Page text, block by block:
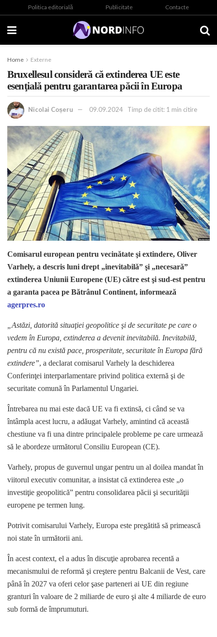
Politica editorială Publicitate Contacte
Home Externe
Bruxellesul consideră că extinderea UE este
esenţială pentru garantarea păcii în Europa
Nicolai Coșeru 09.09.2024 Timp de citit: 1 min citire
Comisarul european pentru vecinătate şi extindere, Oliver
Varhely, a descris luni drept „inevitabilă” şi „necesară”
extinderea Uniunii Europene (UE) către est şi sud-est pentru
a garanta pacea pe Bătrânul Continent, informează
agerpres.ro
„Astăzi, datorită situaţiei geopolitice şi de securitate pe care o
vedem în Europa, extinderea a devenit inevitabilă. Inevitabilă,
pentru că nu există pace, prosperitate, securitate în Europa fără
extindere”, a declarat comisarul Varhely la deschiderea
Conferinţei interparlamentare privind politica externă şi de
securitate comună în Parlamentul Ungariei.
Întrebarea nu mai este dacă UE va fi extinsă, ci când se va
întâmpla acest lucru, a adăugat Varhely, amintind că această
chestiune va fi una dintre principalele probleme pe care urmează
să le abordeze următorul Consiliu European (CE).
Varhely, propus de guvernul ungar pentru un al doilea mandat în
viitorul executiv comunitar, a insistat că extinderea este „o
investiţie geopolitică” pentru consolidarea păcii şi securităţii
europene pe termen lung.
Potrivit comisarului Varhely, Europa este pregătită să primească
noi state în următorii ani.
În acest context, el a adus în discuţie aprobarea recentă a
mecanismului de reformă şi creştere pentru Balcanii de Vest, care
până în 2027 va oferi celor şase parteneri ai UE din regiune
granturi în valoare de 2 miliarde de euro şi alte 4 miliarde de euro
sub formă de împrumuturi.